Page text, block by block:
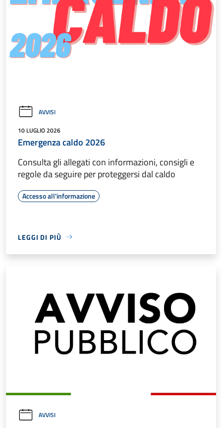
AVVISI
10 LUGLIO 2026
Emergenza caldo 2026
Consulta gli allegati con informazioni, consigli e
regole da seguire per proteggersi dal caldo
Accesso all'informazione
LEGGI DI PIÙ
AVVISI